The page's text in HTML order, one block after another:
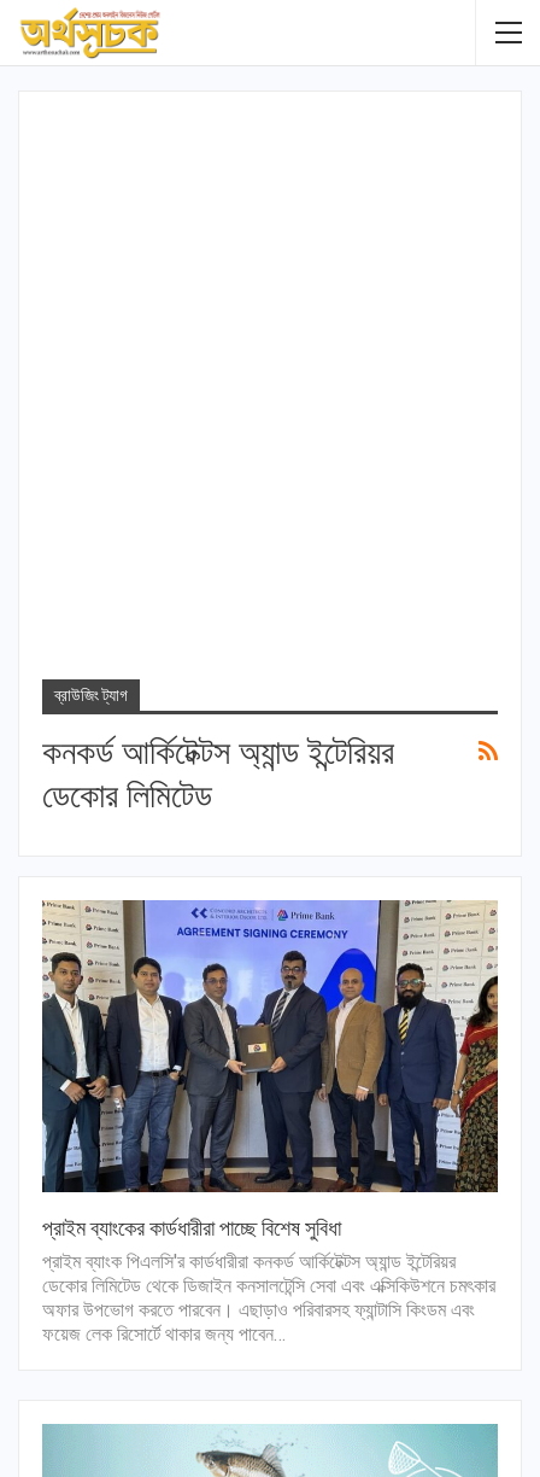
ব্রাউজিং ট্যাগ
কনকর্ড আর্কিটেক্টস অ্যান্ড ইন্টেরিয়র
ডেকোর লিমিটেড
প্রাইম ব্যাংকের কার্ডধারীরা পাচ্ছে বিশেষ সুবিধা
প্রাইম ব্যাংক পিএলসি'র কার্ডধারীরা কনকর্ড আর্কিটেক্টস অ্যান্ড ইন্টেরিয়র
ডেকোর লিমিটেড থেকে ডিজাইন কনসালটেন্সি সেবা এবং এক্সিকিউশনে চমৎকার
অফার উপভোগ করতে পারবেন। এছাড়াও পরিবারসহ ফ্যান্টাসি কিংডম এবং
ফয়েজ লেক রিসোর্টে থাকার জন্য পাবেন…